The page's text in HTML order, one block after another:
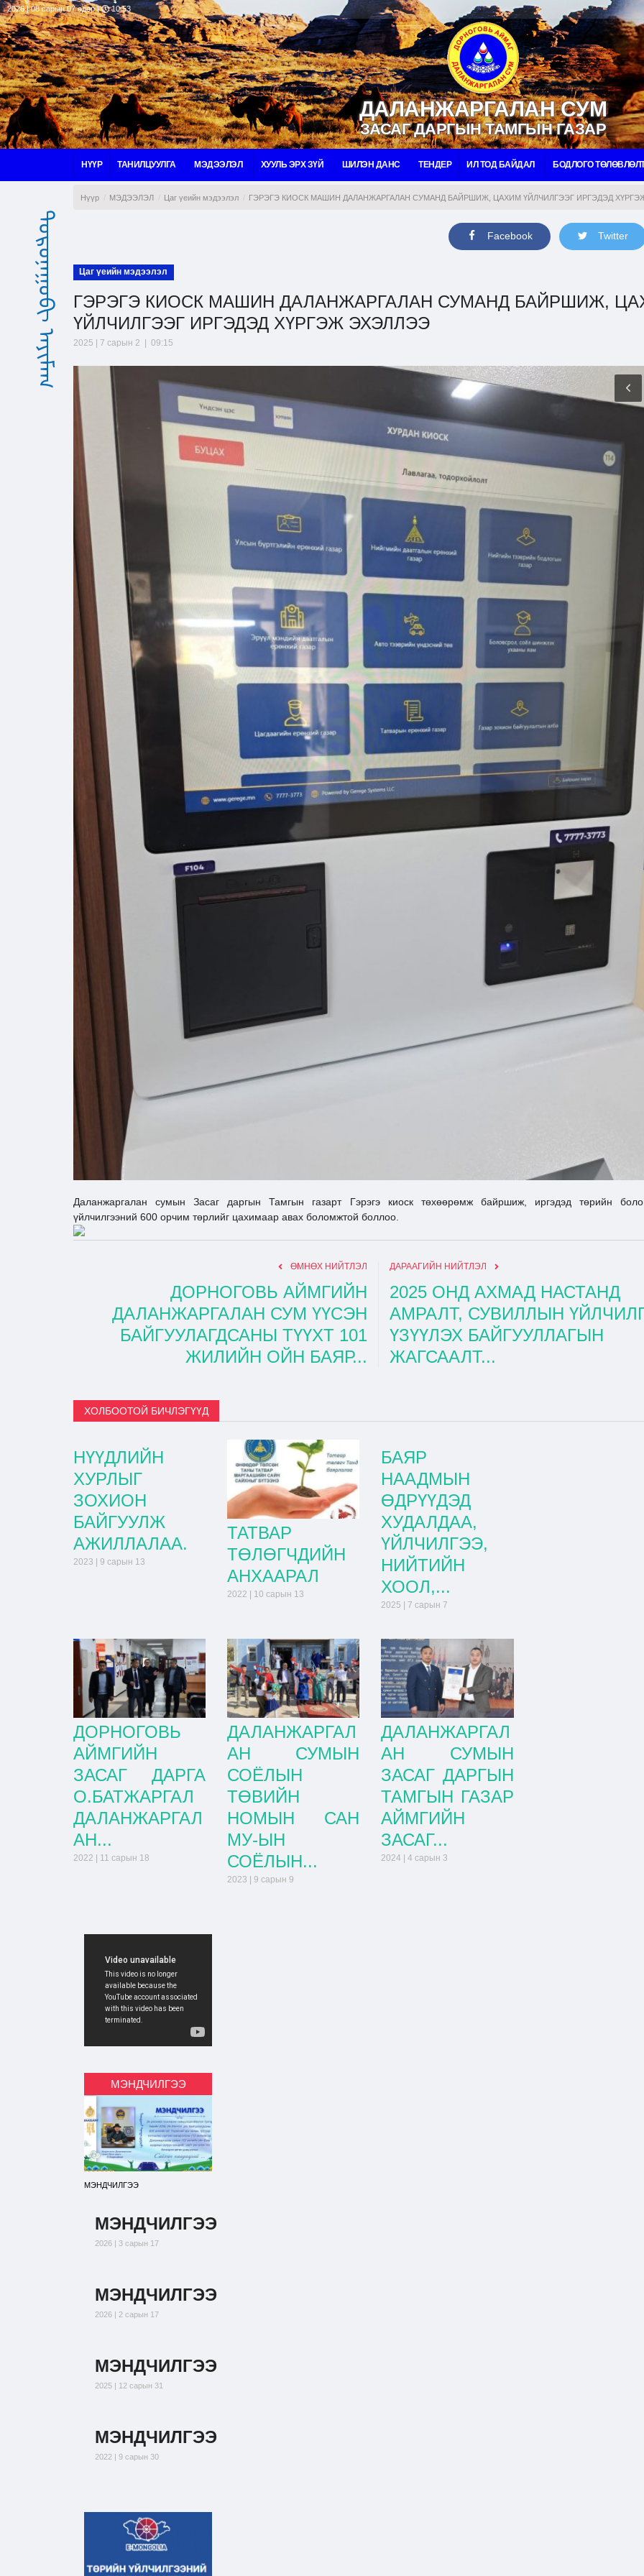
ДАЛАНЖАРГАЛАН СУМ
ЗАСАГ ДАРГЫН ТАМГЫН ГАЗАР
2026 | 08 сарын 07 өдөр | 10:53
НҮҮР ТАНИЛЦУУЛГА МЭДЭЭЛЭЛ ХУУЛЬ ЭРХ ЗҮЙ ШИЛЭН ДАНС ТЕНДЕР ИЛ ТОД БАЙДАЛ БОДЛОГО
ᠳᠣᠷᠤᠨᠠᠭᠣᠪᠢ ᠠᠶᠢᠮᠠᠭ
Нүүр МЭДЭЭЛЭЛ Цаг үеийн мэдээлэл ГЭРЭГЭ КИОСК МАШИН ДАЛАНЖАРГАЛАН СУМАНД БАЙРШИЖ, ЦАХИМ ҮЙЛЧИЛГЭЭГ ИРГЭДЭД
Facebook Twitter
Цаг үеийн мэдээлэл
ГЭРЭГЭ КИОСК МАШИН ДАЛАНЖАРГАЛАН СУМАНД БАЙРШИЖ,
ҮЙЛЧИЛГЭЭГ ИРГЭДЭД ХҮРГЭЖ ЭХЭЛЛЭЭ
2025 | 7 сарын 2 | 09:15
Даланжаргалан сумын Засаг даргын Тамгын газарт Гэрэгэ киоск төхөөрөмж байршиж, иргэдэд төрийн
үйлчилгээний 600 орчим төрлийг цахимаар авах боломжтой боллоо.
ӨМНӨХ НИЙТЛЭЛ
ДОРНОГОВЬ АЙМГИЙН
ДАЛАНЖАРГАЛАН СУМ ҮҮСЭН
БАЙГУУЛАГДСАНЫ ТҮҮХТ 101
ЖИЛИЙН ОЙН БАЯР...
ДАРААГИЙН НИЙТЛЭЛ
2025 ОНД АХМАД НАСТАНД
АМРАЛТ, СУВИЛЛЫН
ҮЗҮҮЛЭХ БАЙГУУЛЛАГЫН
ЖАГСААЛТ...
ХОЛБООТОЙ БИЧЛЭГҮҮД
НҮҮДЛИЙН
ХУРЛЫГ
ЗОХИОН
БАЙГУУЛЖ
АЖИЛЛАЛАА.
2023 | 9 сарын 13
ТАТВАР
ТӨЛӨГЧДИЙН
АНХААРАЛ
2022 | 10 сарын 13
БАЯР
НААДМЫН
ӨДРҮҮДЭД
ХУДАЛДАА,
ҮЙЛЧИЛГЭЭ,
НИЙТИЙН
ХООЛ,...
2025 | 7 сарын 7
ДОРНОГОВЬ
АЙМГИЙН
ЗАСАГ ДАРГА
О.БАТЖАРГАЛ
ДАЛАНЖАРГАЛ
АН...
2022 | 11 сарын 18
ДАЛАНЖАРГАЛ
АН СУМЫН
СОЁЛЫН
ТӨВИЙН
НОМЫН САН
МУ-ЫН
СОЁЛЫН...
2023 | 9 сарын 9
ДАЛАНЖАРГАЛ
АН СУМЫН
ЗАСАГ ДАРГЫН
ТАМГЫН ГАЗАР
АЙМГИЙН
ЗАСАГ...
2024 | 4 сарын 3
МЭНДЧИЛГЭЭ
МЭНДЧИЛГЭЭ
МЭНДЧИЛГЭЭ
2026 | 3 сарын 17
МЭНДЧИЛГЭЭ
2026 | 2 сарын 17
МЭНДЧИЛГЭЭ
2025 | 12 сарын 31
МЭНДЧИЛГЭЭ
2022 | 9 сарын 30